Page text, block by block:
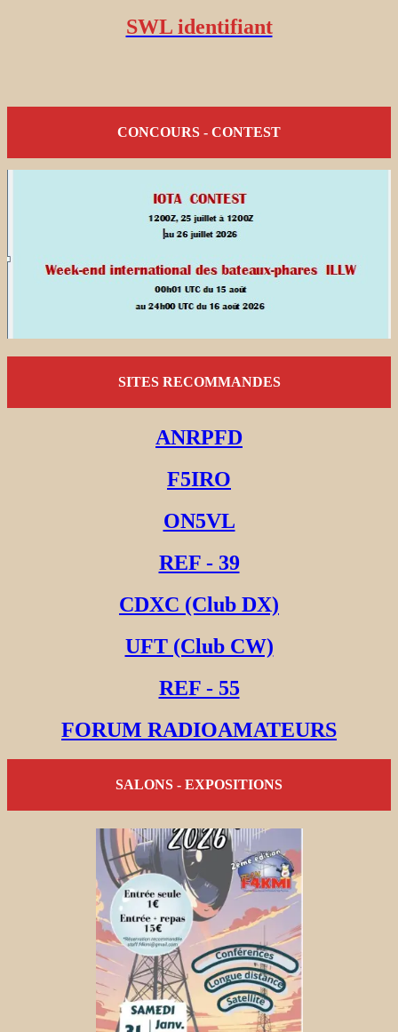
SWL identifiant
CONCOURS - CONTEST
SITES RECOMMANDES
ANRPFD
F5IRO
ON5VL
REF - 39
CDXC (Club DX)
UFT (Club CW)
REF - 55
FORUM RADIOAMATEURS
SALONS - EXPOSITIONS